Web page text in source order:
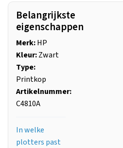
Belangrijkste
eigenschappen
Merk:HP
Kleur:Zwart
Type:
Printkop
Artikelnummer:
C4810A
In welke
plotters past